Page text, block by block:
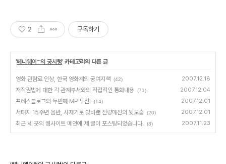
2 구독하기
'페니웨이™의 궁시렁' 카테고리의 다른 글
영화 관람료 인상, 한국 영화계의 궁여지책 (42) 2007.12.18
저작권법에 대한 각 관계부서와의 직접적인 통화내용 (71) 2007.12.04
프레스블로그의 두번째 MP 도전! (14) 2007.12.01
서태지 15주년 음반, 사재기로 빛바랜 전량매진의 뒷모습 (20) 2007.12.01
최근 세 곳의 웹사이트 메인에 제 글이 포스팅되었습니다. (8) 2007.11.23